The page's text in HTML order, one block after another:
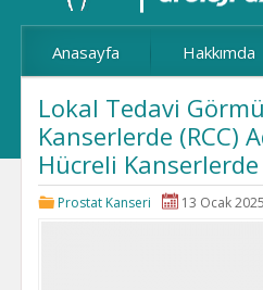
Anasayfa Hakkımda
Lokal Tedavi
Kanserlerde (RCC)
Hücreli
Prostat Kanseri 13 Ocak 2025